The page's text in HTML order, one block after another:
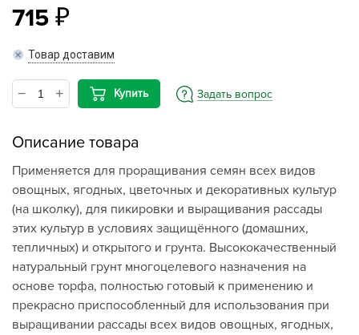
715
Товар доставим
Купить Задать вопрос
Описание товара
Применяется для проращивания семян всех видов
овощных, ягодных, цветочных и декоративных культур
(на школку), для пикировки и выращивания рассады
этих культур в условиях защищённого (домашних,
тепличных) и открытого и грунта. Высококачественный
натуральный грунт многоцелевого назначения на
основе торфа, полностью готовый к применению и
прекрасно приспособленный для использования при
выращивании рассады всех видов овощных, ягодных,